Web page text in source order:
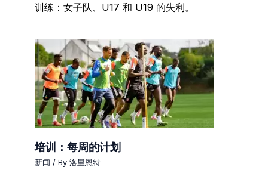
训练：女子队、U17 和 U19 的失利。
培训：每周的计划
新闻 / By 洛里恩特